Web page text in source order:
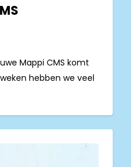
Mappi CMS komt
hebben we veel